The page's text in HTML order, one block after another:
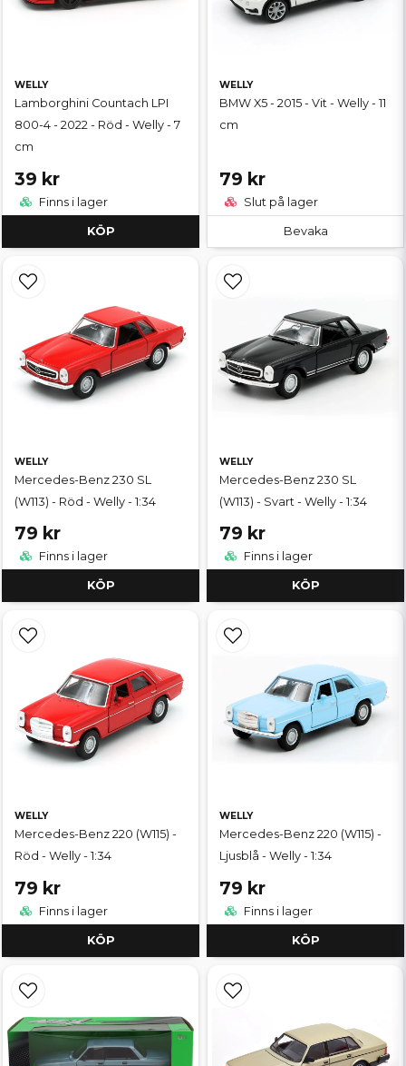
WELLY
Lamborghini Countach LPI
800-4 - 2022 - Röd - Welly - 7
cm
39 kr
Finns i lager
KÖP
WELLY
BMW X5 - 2015 - Vit - Welly - 11
cm
79 kr
Slut på lager
Bevaka
WELLY
Mercedes-Benz 230 SL
(W113) - Röd - Welly - 1:34
79 kr
Finns i lager
KÖP
WELLY
Mercedes-Benz 230 SL
(W113) - Svart - Welly - 1:34
79 kr
Finns i lager
KÖP
WELLY
Mercedes-Benz 220 (W115) -
Röd - Welly - 1:34
79 kr
Finns i lager
KÖP
WELLY
Mercedes-Benz 220 (W115) -
Ljusblå - Welly - 1:34
79 kr
Finns i lager
KÖP